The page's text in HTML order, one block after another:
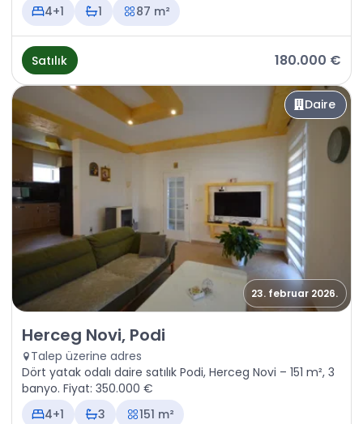
4+1
1 87 m²
Satılık 180.000 €
Daire
23. februar 2026.
Satılık - Daire Herceg Novi, Podi
Herceg Novi, Podi
Talep üzerine adres
Dört yatak odalı daire satılık Podi, Herceg Novi – 151 m², 3
banyo. Fiyat: 350.000 €
4+1
3 151 m²